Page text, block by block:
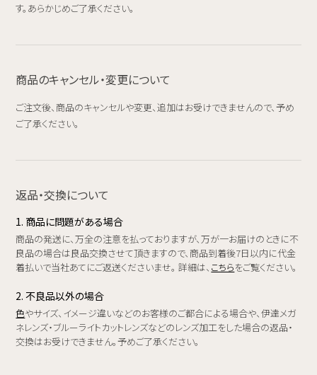
す。あらかじめご了承ください。
商品のキャンセル・変更について
ご注文後、商品のキャンセルや変更、追加はお受けできませんので、予め
ご了承ください。
返品・交換について
1. 商品に問題がある場合
商品の発送に、万全の注意を払っておりますが、万が一お届けのときに不
良品の場合は良品交換させて頂きますので、商品到着後7日以内に代金
着払いで当社あてにご返送くださいませ。 詳細は、 こちらをご覧ください。
2. 不良品以外の場合
色やサイズ、イメージ違いなどのお客様のご都合による場合や、伊達メガ
ネレンズ・ブルーライトカットレンズなどのレンズ加工をした場合の返品・
交換はお受けできません。予めご了承ください。